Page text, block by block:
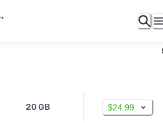
20 GB $24.99